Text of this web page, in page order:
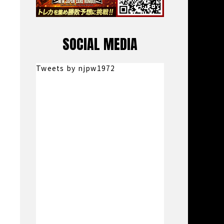
SOCIAL MEDIA
Tweets by njpw1972